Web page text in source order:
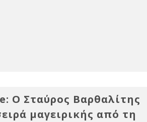
Ο Σταύρος Βαρθαλίτης
μαγειρικής από τη